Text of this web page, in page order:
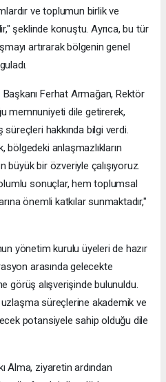
ve toplumun birlik ve
şeklinde konuştu. Ayrıca, bu tür
artırarak bölgenin genel
Ferhat Armağan, Rektör
memnuniyeti dile getirerek,
hakkında bilgi verdi.
anlaşmazlıkların
bir özveriyle çalışıyoruz.
sonuçlar, hem toplumsal
önemli katkılar sunmaktadır,"
yönetim kurulu üyeleri de hazır
arasında gelecekte
görüş alışverişinde bulunuldu.
uzlaşma süreçlerine akademik ve
potansiyele sahip olduğu dile
Alma, ziyaretin ardından